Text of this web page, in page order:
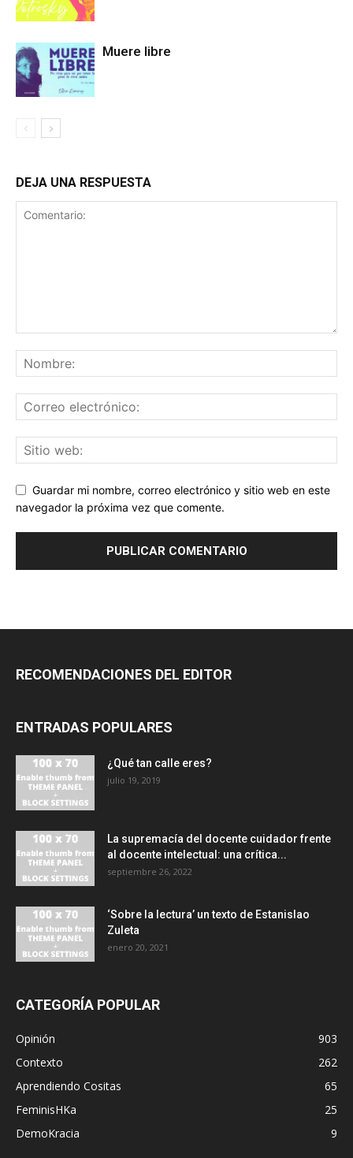
Muere libre
DEJA UNA RESPUESTA
Guardar mi nombre, correo electrónico y sitio web en este
navegador la próxima vez que comente.
RECOMENDACIONES DEL EDITOR
ENTRADAS POPULARES
¿Qué tan calle eres?
julio 19, 2019
La supremacía del docente cuidador frente
al docente intelectual: una crítica...
septiembre 26, 2022
‘Sobre la lectura’ un texto de Estanislao
Zuleta
enero 20, 2021
CATEGORÍA POPULAR
Opinión
903
Contexto
262
Aprendiendo Cositas
65
FeminisHKa
25
DemoKracia
9